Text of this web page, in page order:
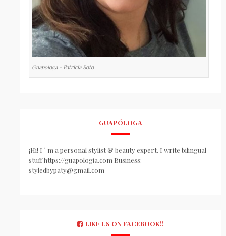
Guapologa - Patricia Soto
GUAPÓLOGA
¡Hi! I ´ m a personal stylist & beauty expert. I write bilingual
stuff https://guapologia.com Business:
styledbypaty@gmail.com
LIKE US ON FACEBOOK!!